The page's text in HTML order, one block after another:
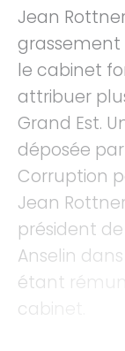
Jean
grassement
le cabinet
attribuer
Grand Est.
déposée
Corruption
Jean
président
Anselin
étant
cabinet.